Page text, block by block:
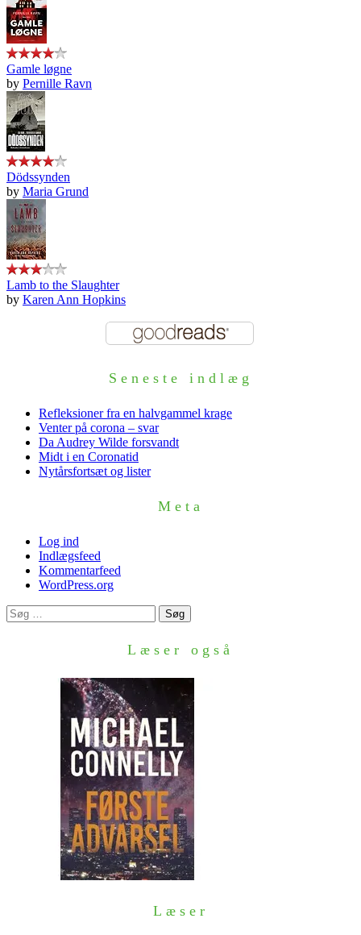
Gamle løgne
by Pernille Ravn
Dödssynden
by Maria Grund
Lamb to the Slaughter
by Karen Ann Hopkins
Seneste indlæg
Refleksioner fra en halvgammel krage
Venter på corona – svar
Da Audrey Wilde forsvandt
Midt i en Coronatid
Nytårsfortsæt og lister
Meta
Log ind
Indlægsfeed
Kommentarfeed
WordPress.org
Søg
efter:
Læser også
Læser